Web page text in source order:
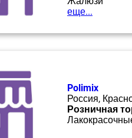
еще...
Polimix
Россия,
Розничная